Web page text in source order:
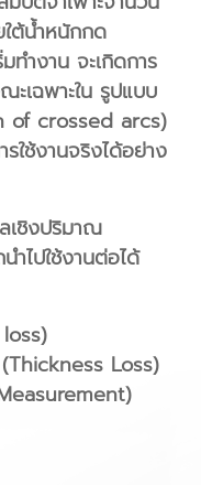
ต้น้ำหนักกด
ทำงาน จะเกิดการ
เฉพาะใน รูปแบบ
of crossed arcs)
ใช้งานจริงได้อย่าง
เชิงปริมาณ
ไปใช้งานต่อได้
Loss)